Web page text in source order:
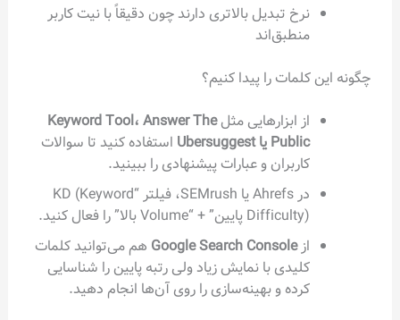
نرخ تبدیل بالاتری دارند چون دقیقاً با نیت کاربر
منطبق‌اند
چگونه این کلمات را پیدا کنیم؟
از ابزارهایی مثلKeyword Tool، Answer The
Public یا Ubersuggest
استفاده کنید تا سوالات
کاربران و عبارات پیشنهادی را ببینید.
در Ahrefs یا SEMrush، فیلتر “KD (Keyword
Difficulty) پایین” + “Volume بالا” را فعال کنید.
ازGoogle Search Console هم می‌توانید کلمات
کلیدی با نمایش زیاد ولی رتبه پایین را شناسایی
کرده و بهینه‌سازی را روی آن‌ها انجام دهید.